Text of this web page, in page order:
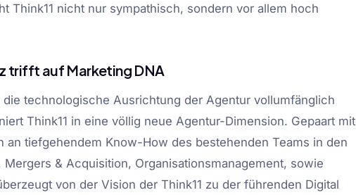
Think11 nicht nur sympathisch, sondern vor allem hoch
trifft auf Marketing DNA
technologische Ausrichtung der Agentur vollumfänglich
Think11 in eine völlig neue Agentur-Dimension. Gepaart mit
an tiefgehendem Know-How des bestehenden Teams in den
& Acquisition, Organisationsmanagement, sowie
von der Vision der Think11 zu der führenden Digital